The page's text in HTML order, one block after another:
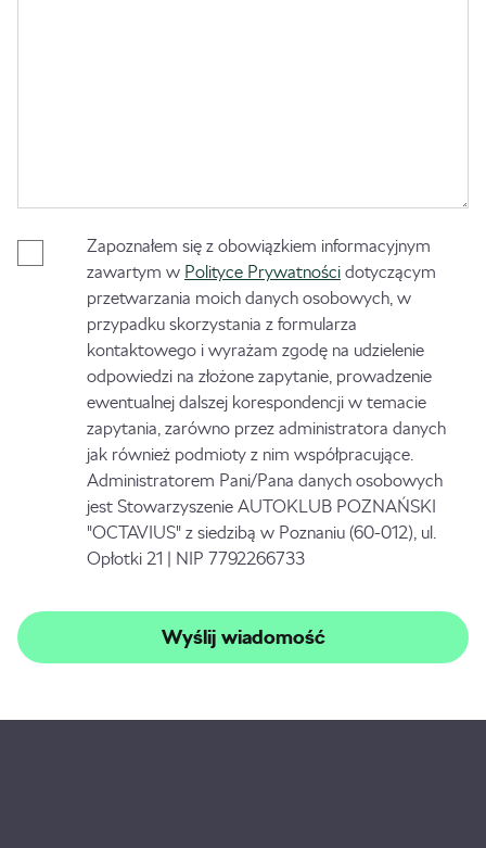
Zapoznałem się z obowiązkiem informacyjnym
zawartym w Polityce Prywatności dotyczącym
przetwarzania moich danych osobowych, w
przypadku skorzystania z formularza
kontaktowego i wyrażam zgodę na udzielenie
odpowiedzi na złożone zapytanie, prowadzenie
ewentualnej dalszej korespondencji w temacie
zapytania, zarówno przez administratora danych
jak również podmioty z nim współpracujące.
Administratorem Pani/Pana danych osobowych
jest Stowarzyszenie AUTOKLUB POZNAŃSKI
"OCTAVIUS" z siedzibą w Poznaniu (60-012), ul.
Opłotki 21 | NIP 7792266733